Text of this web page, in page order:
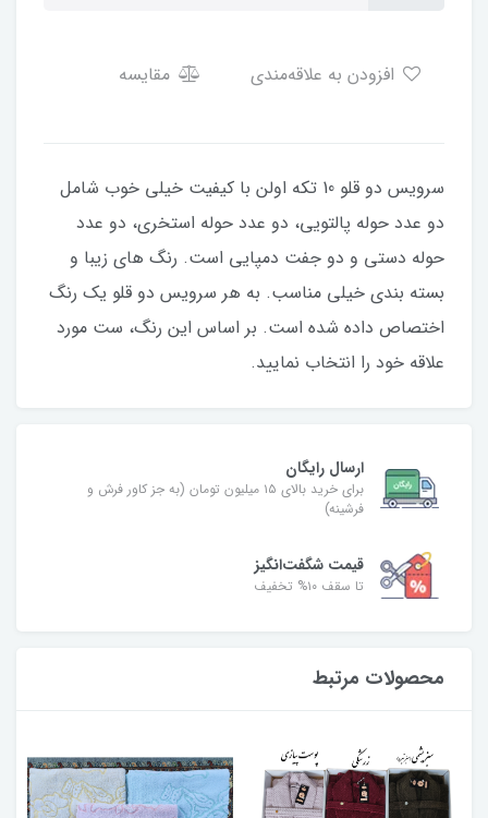
مقایسه
سرویس دو قلو 10 تکه اولن با کیفیت خیلی خوب شامل
دو عدد حوله پالتویی، دو عدد حوله استخری، دو عدد
حوله دستی و دو جفت دمپایی است. رنگ های زیبا و
بسته بندی خیلی مناسب. به هر سرویس دو قلو یک رنگ
اختصاص داده شده است. بر اساس این رنگ، ست مورد
علاقه خود را انتخاب نمایید.
ارسال رایگان
برای خرید بالای ۱۵ میلیون تومان (به جز کاور فرش و
فرشینه)
قیمت شگفت‌انگیز
تا سقف ۱۰% تخفیف
محصولات مرتبط